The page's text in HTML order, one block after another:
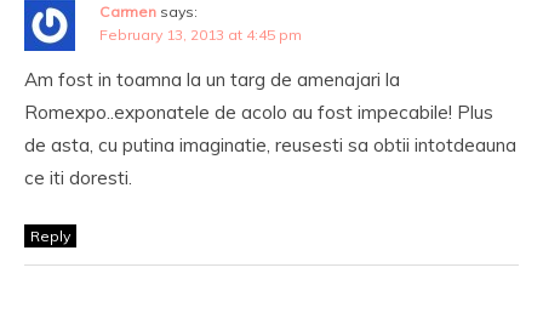
Carmen says:
February 13, 2013 at 4:45 pm
Am fost in toamna la un targ de amenajari la
Romexpo..exponatele de acolo au fost impecabile! Plus
de asta, cu putina imaginatie, reusesti sa obtii intotdeauna
ce iti doresti.
Reply